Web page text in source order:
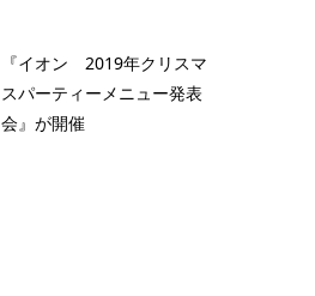
『イオン 2019年クリスマ
スパーティーメニュー発表
会』が開催